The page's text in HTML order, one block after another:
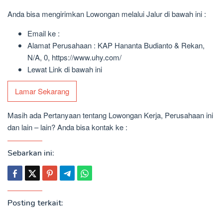
Anda bisa mengirimkan Lowongan melalui Jalur di bawah ini :
Email ke :
Alamat Perusahaan : KAP Hananta Budianto & Rekan,
N/A, 0, https://www.uhy.com/
Lewat Link di bawah ini
Lamar Sekarang
Masih ada Pertanyaan tentang Lowongan Kerja, Perusahaan ini
dan lain – lain? Anda bisa kontak ke :
Sebarkan ini:
Posting terkait: